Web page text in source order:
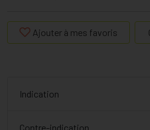
Ajouter à mes favoris
Indication
Contre-indication